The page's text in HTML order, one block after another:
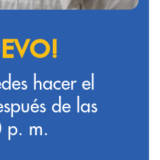
hacer el
de las
p. m.